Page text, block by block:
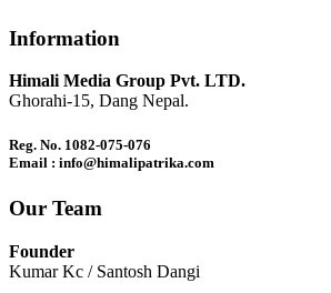
Information
Himali Media Group Pvt. LTD.
Ghorahi-15, Dang Nepal.
Reg. No. 1082-075-076
Email : info@himalipatrika.com
Our Team
Founder
Kumar Kc / Santosh Dangi